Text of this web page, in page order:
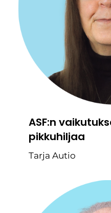
ASF:n
pikkuhiljaa
Tarja Autio